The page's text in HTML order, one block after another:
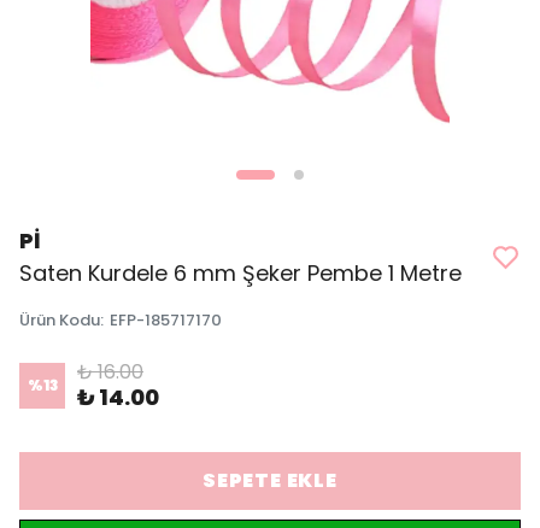
Pİ
Saten Kurdele 6 mm Şeker Pembe 1 Metre
Ürün Kodu: EFP-185717170
%13 ₺ 16.00
₺ 14.00
SEPETE EKLE